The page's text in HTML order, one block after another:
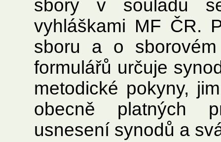
sbory v souladu
vyhláškami MF ČR.
sboru a o
formulářů určuje
metodické pokyny,
obecně platných
usnesení synodů a